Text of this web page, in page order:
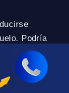
Podría
provoca
años.
el